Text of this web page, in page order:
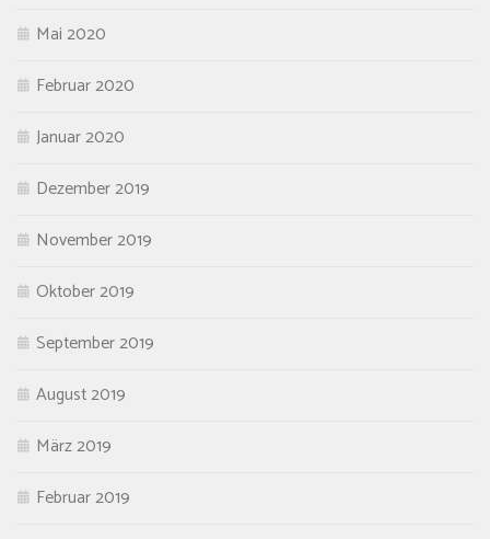
Mai 2020
Februar 2020
Januar 2020
Dezember 2019
November 2019
Oktober 2019
September 2019
August 2019
März 2019
Februar 2019